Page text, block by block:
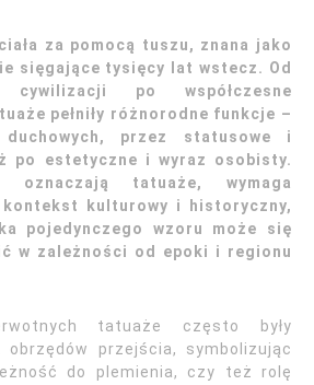
za pomocą tuszu, znana jako
sięgające tysięcy lat wstecz. Od
cywilizacji po współczesne
pełniły różnorodne funkcje –
przez statusowe i
po estetyczne i wyraz osobisty.
oznaczają tatuaże, wymaga
kulturowy i historyczny,
pojedynczego wzoru może się
w zależności od epoki i regionu
tatuaże często były
przejścia, symbolizując
do plemienia, czy też rolę